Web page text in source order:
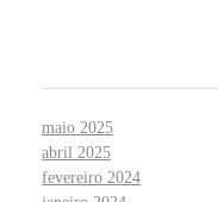
maio 2025
abril 2025
fevereiro 2024